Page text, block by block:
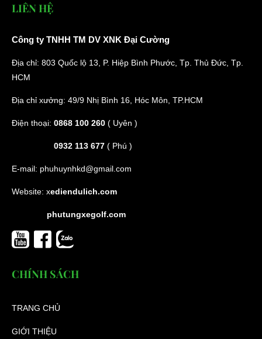
LIÊN HỆ
Công ty TNHH TM DV XNK Đại Cường
Địa chỉ: 803 Quốc lộ 13, P. Hiệp Bình Phước, Tp. Thủ Đức, Tp.
HCM
Địa chỉ xưởng: 49/9 Nhị Bình 16, Hóc Môn, TP.HCM
Điện thoại: 0868 100 260 ( Uyên )
0932 113 677 ( Phú )
E-mail: phuhuynhkd@gmail.com
Website: xediendulich.com
phutungxegolf.com
CHÍNH SÁCH
TRANG CHỦ
GIỚI THIỆU